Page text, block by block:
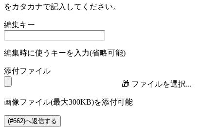
をカタカナで記入してください。
編集キー
編集時に使うキーを入力(省略可能)
添付ファイル
🎁 ファイルを選択...
画像ファイル(最大300KB)を添付可能